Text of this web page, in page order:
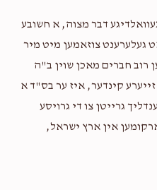
2 years ago
To the one and only
Jacob Mittelman
2 years ago
געוואלדיגע דבר מצוה, א חשובע
געלערענט צוזאמען מיט מיר
רוב חברים מאכן שוין ב"ה
קינדער, איז ער בס"ד א
גרייטן צו די גרויסע
אין ארץ ישראל,